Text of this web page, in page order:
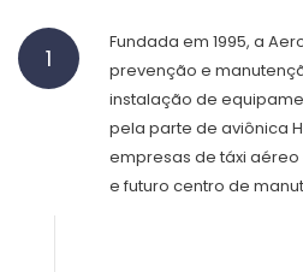
1
Fundada em 1995, a
prevenção e
instalação de
pela parte de aviônica
empresas de táxi
e futuro centro de